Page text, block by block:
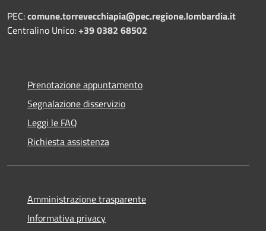
PEC:comune.torrevecchiapia@pec.regione.lombardia.it
Centralino Unico:+39 0382 68502
Prenotazione appuntamento
Segnalazione disservizio
Leggi le FAQ
Richiesta assistenza
Amministrazione trasparente
Informativa privacy